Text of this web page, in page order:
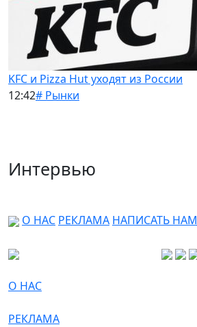
KFC и Pizza Hut уходят из России
12:42# Рынки
Интервью
О НАС РЕКЛАМА НАПИСАТЬ НАМ
О НАС
РЕКЛАМА